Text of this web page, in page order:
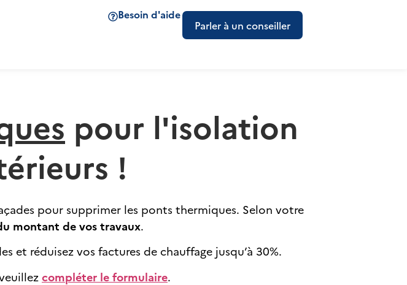
Besoin d'aide
Parler à un conseiller
pour l'isolation
!
pour supprimer les ponts thermiques. Selon votre
montant de vos travaux.
et réduisez vos factures de chauffage jusqu’à 30%.
compléter le formulaire.